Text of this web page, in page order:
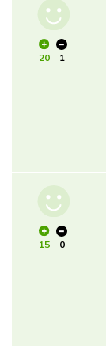
20 1
15 0